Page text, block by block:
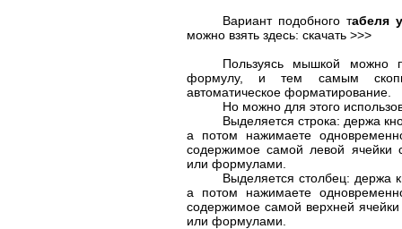
Вариант подобного табеля
можно взять здесь: скачать >>>
Пользуясь мышкой можно
формулу, и тем самым
автоматическое форматирование.
Но можно для этого
Выделяется строка: держа
а потом нажимаете
содержимое самой левой
или формулами.
Выделяется столбец: держа
а потом нажимаете
содержимое самой верхней
или формулами.